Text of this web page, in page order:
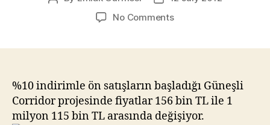
date
No Commentson
Bin
Lira’dan
Başlıyor
%10 indirimle ön satışların başladığı Güneşli
Corridor projesinde fiyatlar 156 bin TL ile 1
milyon 115 bin TL arasında değişiyor.